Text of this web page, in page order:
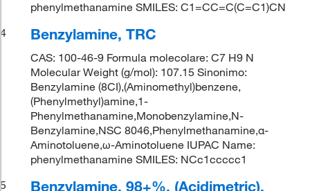
phenylmethanamine SMILES: C1=CC=C(C=C1)CN
4
Benzylamine, TRC
CAS: 100-46-9 Formula molecolare: C7 H9 N
Molecular Weight (g/mol): 107.15 Sinonimo:
Benzylamine (8CI),(Aminomethyl)benzene,
(Phenylmethyl)amine,1-
Phenylmethanamine,Monobenzylamine,N-
Benzylamine,NSC 8046,Phenylmethanamine,α-
Aminotoluene,ω-Aminotoluene IUPAC Name:
phenylmethanamine SMILES: NCc1ccccc1
5
Benzylamine, 98+%, (Acidimetric),